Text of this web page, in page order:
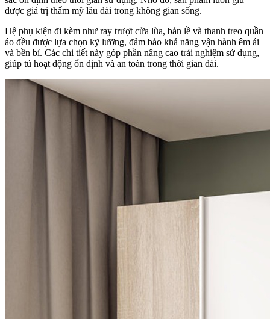
được giá trị thẩm mỹ lâu dài trong không gian sống.
Hệ phụ kiện đi kèm như ray trượt cửa lùa, bản lề và thanh treo quần
áo đều được lựa chọn kỹ lưỡng, đảm bảo khả năng vận hành êm ái
và bền bỉ. Các chi tiết này góp phần nâng cao trải nghiệm sử dụng,
giúp tủ hoạt động ổn định và an toàn trong thời gian dài.